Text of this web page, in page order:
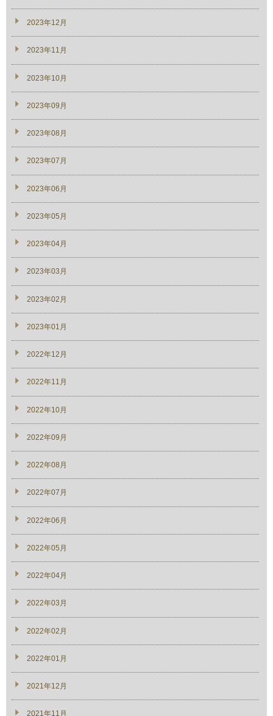
2023年12月
2023年11月
2023年10月
2023年09月
2023年08月
2023年07月
2023年06月
2023年05月
2023年04月
2023年03月
2023年02月
2023年01月
2022年12月
2022年11月
2022年10月
2022年09月
2022年08月
2022年07月
2022年06月
2022年05月
2022年04月
2022年03月
2022年02月
2022年01月
2021年12月
2021年11月